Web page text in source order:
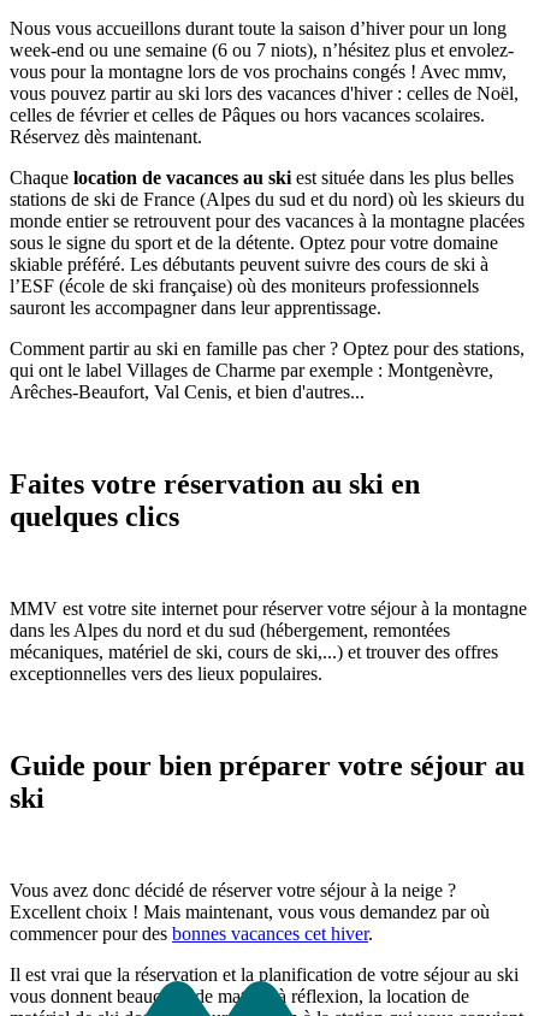
Nous vous accueillons durant toute la saison d’hiver pour un long
week-end ou une semaine (6 ou 7 niots), n’hésitez plus et envolez-
vous pour la montagne lors de vos prochains congés ! Avec mmv,
vous pouvez partir au ski lors des vacances d'hiver : celles de Noël,
celles de février et celles de Pâques ou hors vacances scolaires.
Réservez dès maintenant.
Chaque location de vacances au skiest située dans les plus belles
stations de ski de France (Alpes du sud et du nord) où les skieurs du
monde entier se retrouvent pour des vacances à la montagne placées
sous le signe du sport et de la détente. Optez pour votre domaine
skiable préféré. Les débutants peuvent suivre des cours de ski à
l’ESF (école de ski française) où des moniteurs professionnels
sauront les accompagner dans leur apprentissage.
Comment partir au ski en famille pas cher ? Optez pour des stations,
qui ont le label Villages de Charme par exemple : Montgenèvre,
Arêches-Beaufort, Val Cenis, et bien d'autres...
Faites votre réservation au ski en
quelques clics
MMV est votre site internet pour réserver votre séjour à la montagne
dans les Alpes du nord et du sud (hébergement, remontées
mécaniques, matériel de ski, cours de ski,...) et trouver des offres
exceptionnelles vers des lieux populaires.
Guide pour bien préparer votre séjour au
ski
Vous avez donc décidé de réserver votre séjour à la neige ?
Excellent choix ! Mais maintenant, vous vous demandez par où
commencer pour des bonnes vacances cet hiver.
Il est vrai que la réservation et la planification de votre séjour au ski
vous donnent beaucoup de matière à réflexion, la location de